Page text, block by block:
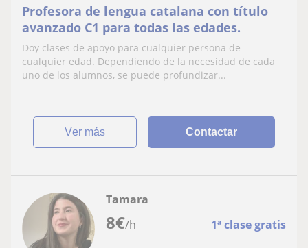
Profesora de lengua catalana con título
avanzado C1 para todas las edades.
Doy clases de apoyo para cualquier persona de
cualquier edad. Dependiendo de la necesidad de cada
uno de los alumnos, se puede profundizar...
ver más Contactar
8€/h 1ª clase gratis
Tamara